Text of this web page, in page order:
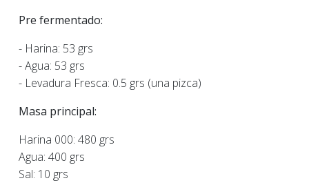
Pre fermentado:
- Harina: 53 grs
- Agua: 53 grs
- Levadura Fresca: 0.5 grs (una pizca)
Masa principal:
Harina 000: 480 grs
Agua: 400 grs
Sal: 10 grs